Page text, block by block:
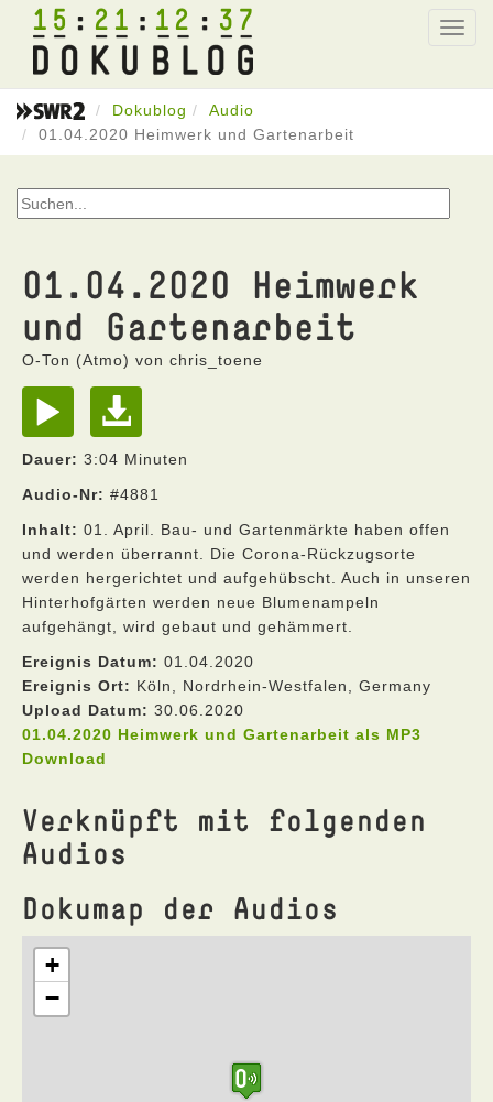
15 21 12 37
Dokublog
Audio
01.04.2020 Heimwerk und Gartenarbeit
01.04.2020 Heimwerk
und Gartenarbeit
O-Ton (Atmo) von chris_toene
Dauer: 3:04 Minuten
Audio-Nr: #4881
Inhalt: 01. April. Bau- und Gartenmärkte haben offen
und werden überrannt. Die Corona-Rückzugsorte
werden hergerichtet und aufgehübscht. Auch in unseren
Hinterhofgärten werden neue Blumenampeln
aufgehängt, wird gebaut und gehämmert.
Ereignis Datum: 01.04.2020
Ereignis Ort: Köln, Nordrhein-Westfalen, Germany
Upload Datum: 30.06.2020
01.04.2020 Heimwerk und Gartenarbeit als MP3
Download
Verknüpft mit folgenden
Audios
Dokumap der Audios